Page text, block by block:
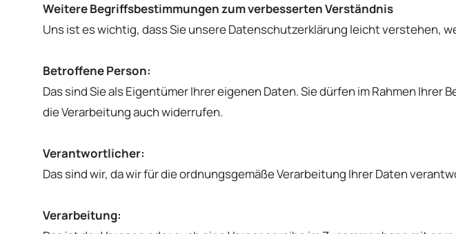
Weitere Begriffsbestimmungen zum verbesserten Verständnis
Uns ist es wichtig, dass Sie unsere Datenschutzerklärung leicht verstehen,
Betroffene Person:
Das sind Sie als Eigentümer Ihrer eigenen Daten. Sie dürfen im Rahmen
die Verarbeitung auch widerrufen.
Verantwortlicher:
Das sind wir, da wir für die ordnungsgemäße Verarbeitung Ihrer Daten
Verarbeitung: